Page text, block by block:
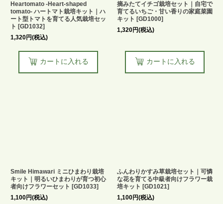
Heartomato -Heart-shaped
tomato- ハートマト栽培キット｜ハ
ート型トマトを育てる人気栽培セッ
ト [GD1032]
1,320円(税込)
カートに入れる
摘みたてイチゴ栽培セット｜自宅で
育てるいちご・甘い香りの家庭菜園
キット [GD1000]
1,320円(税込)
カートに入れる
Smile Himawari ミニひまわり栽培
キット｜明るいひまわりが育つ初心
者向けフラワーセット [GD1033]
1,100円(税込)
ふんわりかすみ草栽培セット｜可憐
な花を育てる中級者向けフラワー栽
培キット [GD1021]
1,100円(税込)